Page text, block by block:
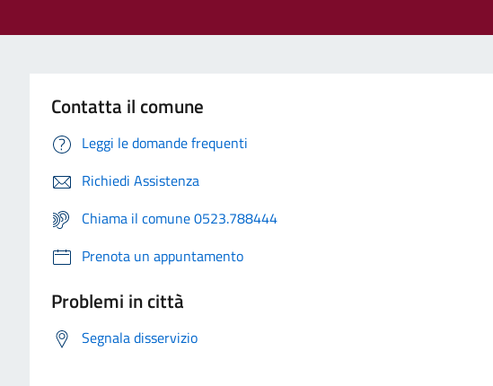
Contatta il comune
Leggi le domande frequenti
Richiedi Assistenza
Chiama il comune 0523.788444
Prenota un appuntamento
Problemi in città
Segnala disservizio